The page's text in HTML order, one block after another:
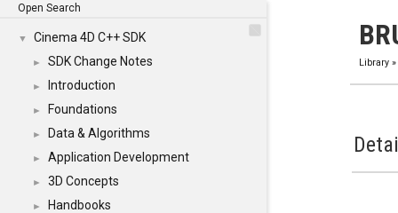
Open Search
▼ Cinema 4D C++ SDK
► SDK Change Notes
► Introduction
► Foundations
► Data & Algorithms
► Application Development
► 3D Concepts
► Handbooks
Library